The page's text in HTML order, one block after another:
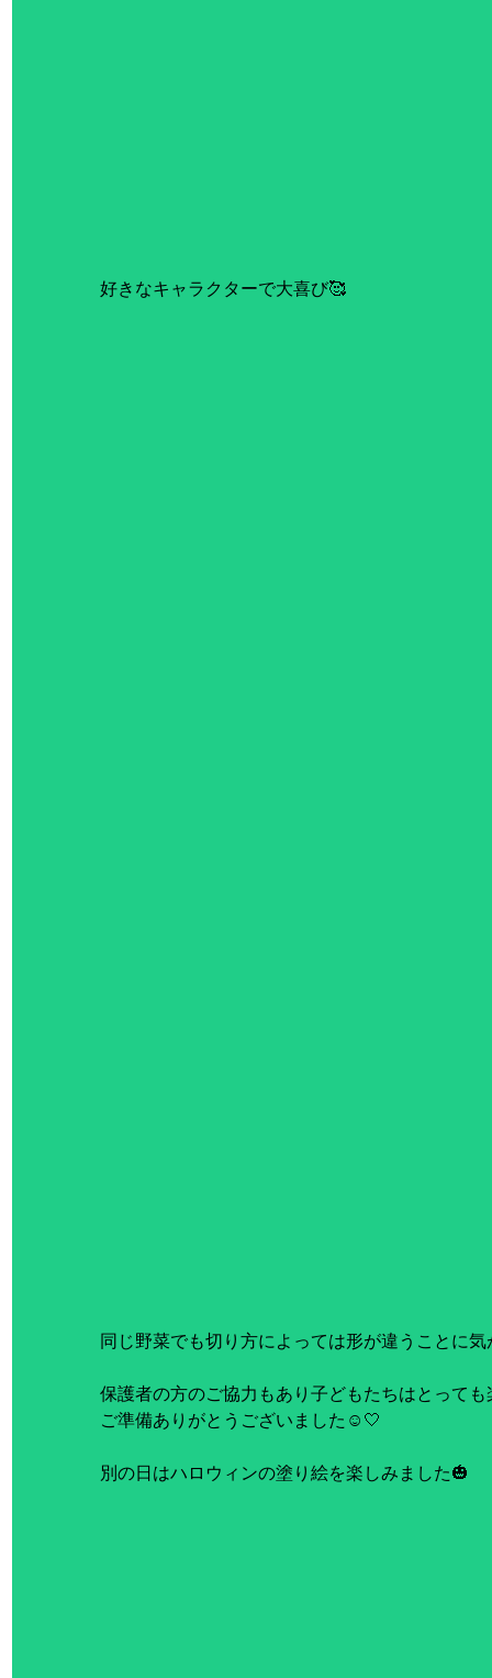
好きなキャラクターで大喜び🥰
同じ野菜でも切り方によっては形が違うことに
保護者の方のご協力もあり子どもたちはとって
ご準備ありがとうございました☺️🤍
別の日はハロウィンの塗り絵を楽しみました🎃